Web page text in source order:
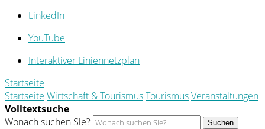
LinkedIn
YouTube
Interaktiver Liniennetzplan
Startseite
Startseite Wirtschaft & TourismusTourismusVeranstaltungen
Volltextsuche
Wonach suchen Sie?
Suchen